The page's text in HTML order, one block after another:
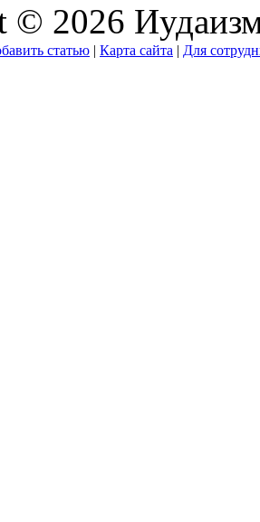
© 2026
статью | Карта сайта | Для